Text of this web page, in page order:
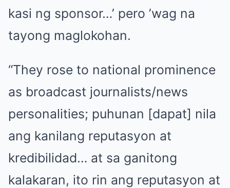
kasi ng sponsor…’ pero ’wag na
tayong maglokohan.
“They rose to national prominence
as broadcast journalists/news
personalities; puhunan [dapat] nila
ang kanilang reputasyon at
kredibilidad… at sa ganitong
kalakaran, ito rin ang reputasyon at